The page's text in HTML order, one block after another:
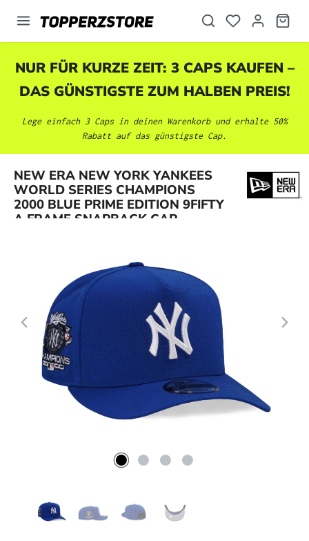
springen
NUR FÜR KURZE ZEIT: 3 CAPS KAUFEN –
DAS GÜNSTIGSTE ZUM HALBEN PREIS!
Lege einfach 3 Caps in deinen Warenkorb und erhalte 50%
Rabatt auf das günstigste Cap.
NEW ERA NEW YORK YANKEES
WORLD SERIES CHAMPIONS
2000 BLUE PRIME EDITION 9FIFTY
A FRAME SNAPBACK CAP
Bildergalerie überspringen